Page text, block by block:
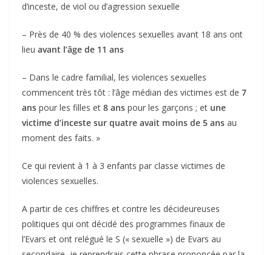
d’inceste, de viol ou d’agression sexuelle
– Près de 40 % des violences sexuelles avant 18 ans ont
lieu avant l’âge de 11 ans
– Dans le cadre familial, les violences sexuelles
commencent très tôt : l’âge médian des victimes est de 7
ans pour les filles et 8 ans pour les garçons ; et une
victime d’inceste sur quatre avait moins de 5 ans au
moment des faits. »
Ce qui revient à 1 à 3 enfants par classe victimes de
violences sexuelles.
A partir de ces chiffres et contre les décideureuses
politiques qui ont décidé des programmes finaux de
l’Evars et ont relégué le S (« sexuelle ») de Evars au